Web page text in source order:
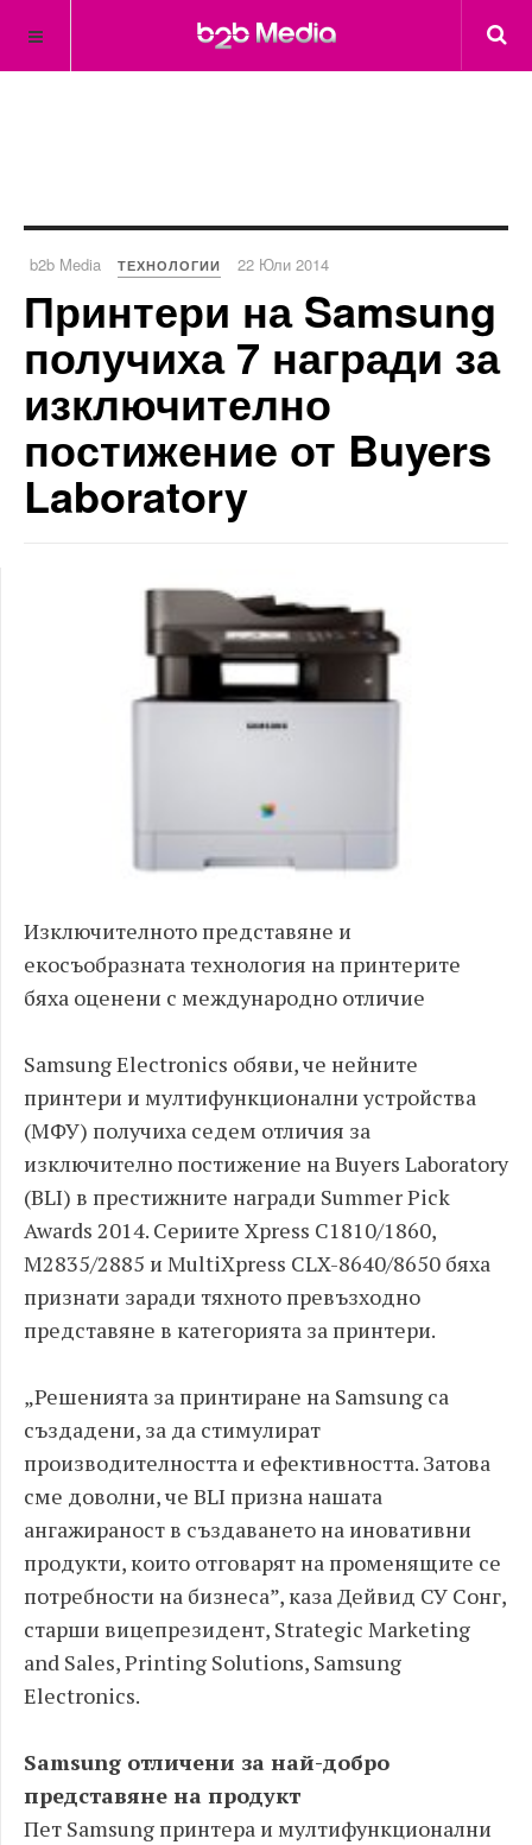
b2b Media ТЕХНОЛОГИИ 22 Юли 2014
Принтери на Samsung
получиха 7 награди за
изключително
постижение от Buyers
Laboratory
Изключителното представяне и
екосъобразната технология на принтерите
бяха оценени с международно отличие
Samsung Electronics обяви, че нейните
принтери и мултифункционални устройства
(МФУ) получиха седем отличия за
изключително постижение на Buyers Laboratory
(BLI) в престижните награди Summer Pick
Awards 2014. Сериите Xpress C1810/1860,
M2835/2885 и MultiXpress CLX-8640/8650 бяха
признати заради тяхното превъзходно
представяне в категорията за принтери.
„Решенията за принтиране на Samsung са
създадени, за да стимулират
производителността и ефективността. Затова
сме доволни, че BLI призна нашата
ангажираност в създаването на иновативни
продукти, които отговарят на променящите се
потребности на бизнеса”, каза Дейвид СУ Сонг,
старши вицепрезидент, Strategic Marketing
and Sales, Printing Solutions, Samsung
Electronics.
Samsung отличени за най-добро
представяне на продукт
Пет Samsung принтера и мултифункционални